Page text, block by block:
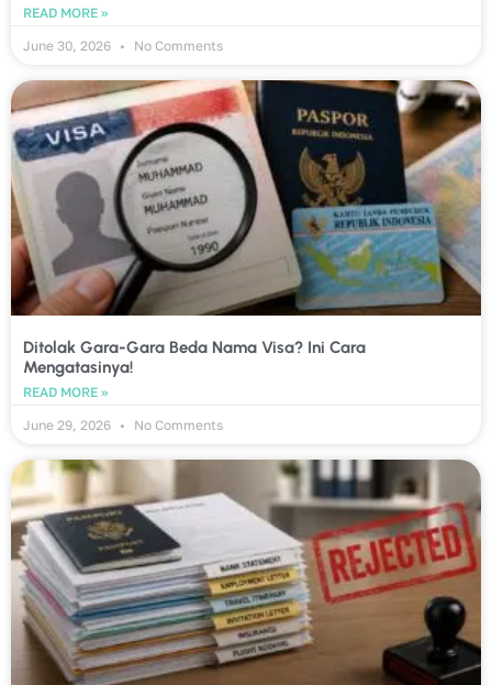
READ MORE »
June 30, 2026
No Comments
Ditolak Gara-Gara Beda Nama Visa? Ini Cara
Mengatasinya!
READ MORE »
June 29, 2026
No Comments